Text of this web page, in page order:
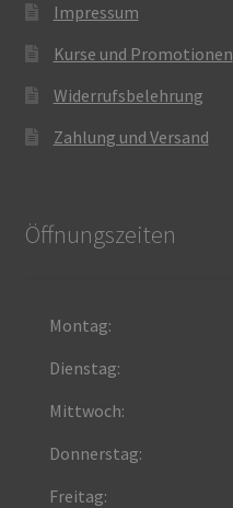
Impressum
Kurse und Promotionen
Widerrufsbelehrung
Zahlung und Versand
Öffnungszeiten
Montag:
Dienstag:
Mittwoch:
Donnerstag:
Freitag: